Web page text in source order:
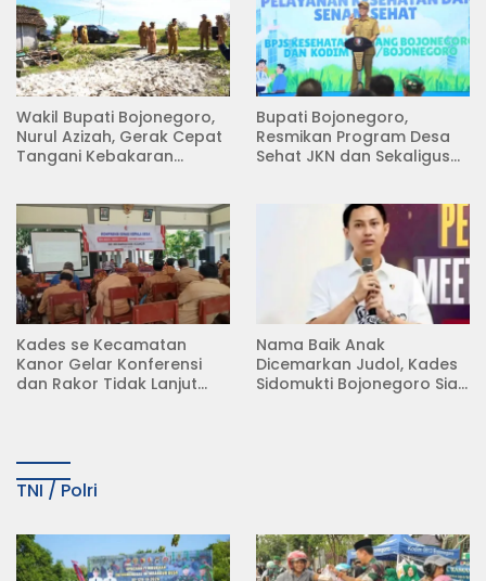
Wakil Bupati Bojonegoro,
Nurul Azizah, Gerak Cepat
Tangani Kebakaran
Bupati Bojonegoro,
Resmikan Program Desa
Sehat JKN dan Sekaligus
Kades se Kecamatan
Kanor Gelar Konferensi
dan Rakor Tidak Lanjut
Nama Baik Anak
Dicemarkan Judol, Kades
Sidomukti Bojonegoro Siap
TNI / Polri